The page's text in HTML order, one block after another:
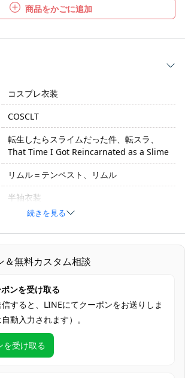
商品をかごに追加
コスプレ衣装
COSCLT
転生したらスライムだった件、転スラ、
That Time I Got Reincarnated as a Slime
リムル＝テンペスト、リムル
半袖衣装
S、M、L、XL、XXL、XXXL
コスプレ専用生地
トップス、ズボン
加工に7～15営業日、配送に5～7営業日
（※土日祝除く）、合計で12～22営業日程
度でお届け
クレジットカード（VISA、Master、JCB、
Discover、AMERICAN EXPRESS）、
続きを見る
＆無料カスタム相談
ンを受け取る
すると、LINEにてクーポンをお送りしま
動入力されます）。
を受け取る